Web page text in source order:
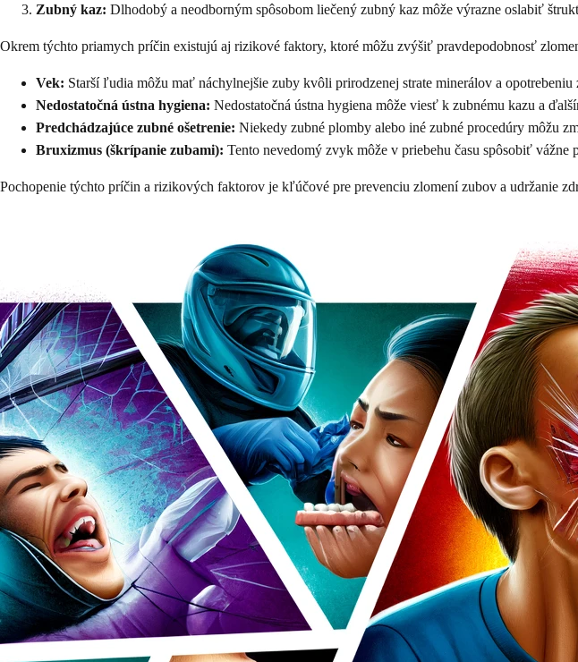
Zubný kaz: Dlhodobý a neodborným spôsobom liečený zubný kaz môže výrazne oslabiť
Okrem týchto priamych príčin existujú aj rizikové faktory, ktoré môžu zvýšiť pravdepodobnosť
Vek: Starší ľudia môžu mať náchylnejšie zuby kvôli prirodzenej strate minerálov a opotrebeniu
Nedostatočná ústna hygiena: Nedostatočná ústna hygiena môže viesť k zubnému kazu a
Predchádzajúce zubné ošetrenie: Niekedy zubné plomby alebo iné zubné procedúry môžu
Bruxizmus (škrípanie zubami): Tento nevedomý zvyk môže v priebehu času spôsobiť vážne
Pochopenie týchto príčin a rizikových faktorov je kľúčové pre prevenciu zlomení zubov a udržanie